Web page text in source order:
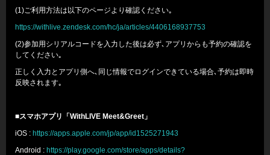
(1)ご利用方法は以下のページより確認ください｡
https://withlive.zendesk.com/hc/ja/articles/4406168937753
(2)参加用シリアルコードを入力した後は必ず､アプリからも予約の確認を
してください｡
正しく入力とアプリ側へ､同じ情報でログインできている場合､予約は即時
反映されます｡
■スマホアプリ「WithLIVE Meet&Greet」
iOS : https://apps.apple.com/jp/app/id1525271943
Android : https://play.google.com/store/apps/details?